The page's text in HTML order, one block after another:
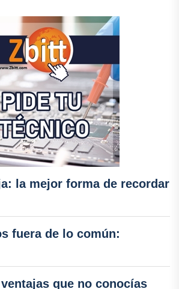
la mejor forma de recordar
fuera de lo común:
que no conocías